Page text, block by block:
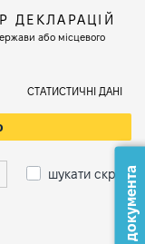
ДЕКЛАРАЦІЙ
або місцевого
СТАТИСТИЧНІ ДАНІ
шукати скрізь